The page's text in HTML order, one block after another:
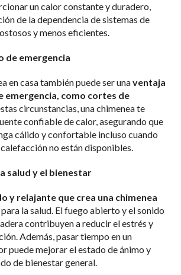
un calor constante y duradero,
de la dependencia de sistemas de
y menos eficientes.
de emergencia
en casa también puede ser unaventaja
emergencia, como cortes de
circunstancias, una chimenea te
confiable de calor, asegurando que
cálido y confortable incluso cuando
no están disponibles.
salud y el bienestar
y relajante que crea una chimenea
la salud. El fuego abierto y el sonido
contribuyen a reducir el estrés y
Además, pasar tiempo en un
puede mejorar el estado de ánimo y
de bienestar general.